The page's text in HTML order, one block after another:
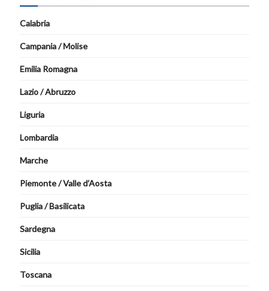
Calabria
Campania / Molise
Emilia Romagna
Lazio / Abruzzo
Liguria
Lombardia
Marche
Piemonte / Valle d’Aosta
Puglia / Basilicata
Sardegna
Sicilia
Toscana